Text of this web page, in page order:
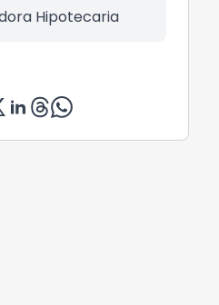
Hipotecaria